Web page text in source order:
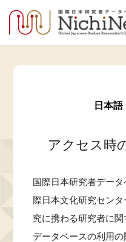
日本語
アクセス時
国際日本研究者デー
際日本文化研究セン
究に携わる研究者に
データベースの利用